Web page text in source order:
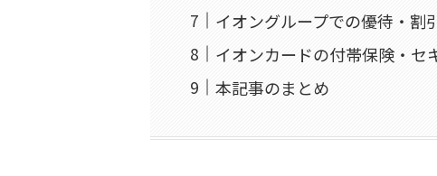
イオングループでの優待・割
イオンカードの付帯保険・セ
本記事のまとめ